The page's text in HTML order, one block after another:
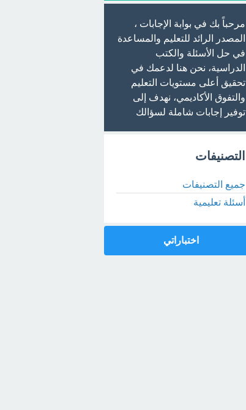
مرحباً بك في بوابة الإجابات ،
المصدر الرائد للتعليم والمساعدة
في حل الأسئلة والكتب
الدراسية، نحن هنا لدعمك في
تحقيق أعلى مستويات التعليم
والتفوق الأكاديمي، نهدف إلى
توفير إجابات شاملة لسؤالك
التصنيفات
جميع التصنيفات
أسئلة تعليمية
اختباراتي